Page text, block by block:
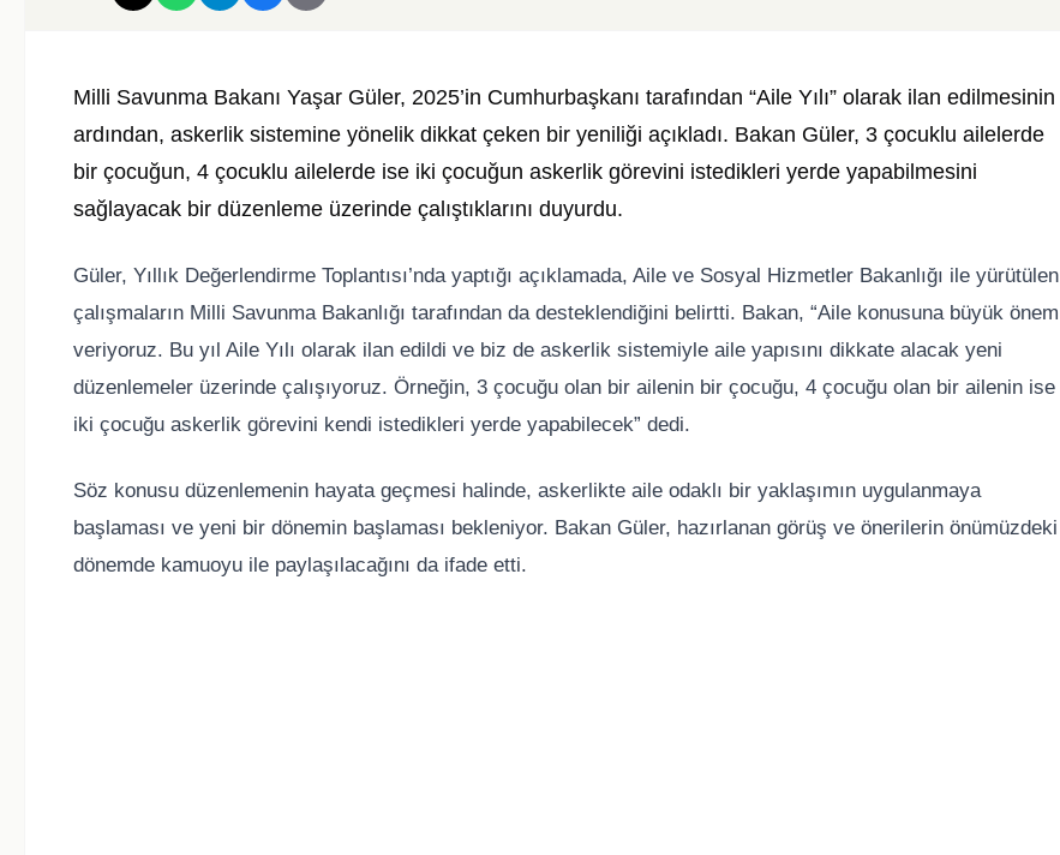
Milli Savunma Bakanı Yaşar Güler, 2025’in Cumhurbaşkanı tarafından “Aile Yılı” olarak ilan edilmesinin
ardından, askerlik sistemine yönelik dikkat çeken bir yeniliği açıkladı. Bakan Güler, 3 çocuklu ailelerde
bir çocuğun, 4 çocuklu ailelerde ise iki çocuğun askerlik görevini istedikleri yerde yapabilmesini
sağlayacak bir düzenleme üzerinde çalıştıklarını duyurdu.
Güler, Yıllık Değerlendirme Toplantısı’nda yaptığı açıklamada, Aile ve Sosyal Hizmetler Bakanlığı ile yürütülen
çalışmaların Milli Savunma Bakanlığı tarafından da desteklendiğini belirtti. Bakan, “Aile konusuna büyük önem
veriyoruz. Bu yıl Aile Yılı olarak ilan edildi ve biz de askerlik sistemiyle aile yapısını dikkate alacak yeni
düzenlemeler üzerinde çalışıyoruz. Örneğin, 3 çocuğu olan bir ailenin bir çocuğu, 4 çocuğu olan bir ailenin ise
iki çocuğu askerlik görevini kendi istedikleri yerde yapabilecek” dedi.
Söz konusu düzenlemenin hayata geçmesi halinde, askerlikte aile odaklı bir yaklaşımın uygulanmaya
başlaması ve yeni bir dönemin başlaması bekleniyor. Bakan Güler, hazırlanan görüş ve önerilerin önümüzdeki
dönemde kamuoyu ile paylaşılacağını da ifade etti.